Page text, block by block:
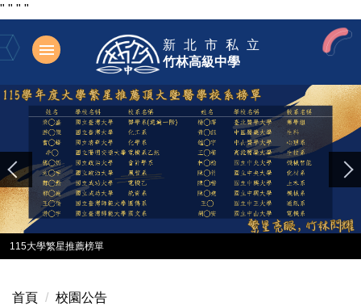
" " " "
跳
到
要
新北市私立
竹林高級中學
115大學繁星推薦榜單
首頁 校園公告